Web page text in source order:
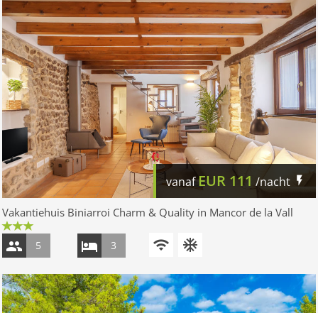
vanafEUR 111 /nacht
Vakantiehuis Biniarroi Charm & Quality in Mancor de la Vall
5 3